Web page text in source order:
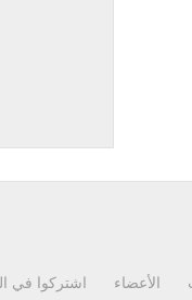
اشتركوا في الأعضاء